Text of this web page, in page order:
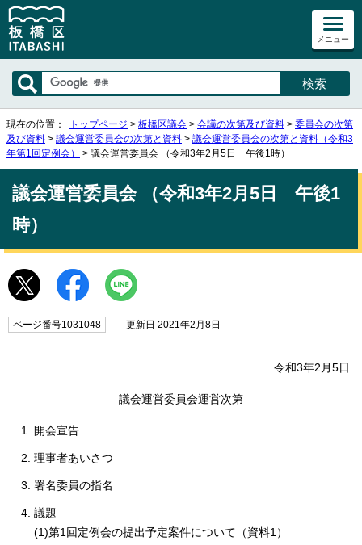
メニュー
現在の位置： トップページ > 板橋区議会 > 会議の次第及び資料 > 委員会の次第
及び資料 > 議会運営委員会の次第と資料 > 議会運営委員会の次第と資料（令和3
年第1回定例会）
> 議会運営委員会 （令和3年2月5日 午後1時）
議会運営委員会 （令和3年2月5日 午後1
時）
ページ番号1031048 更新日 2021年2月8日
令和3年2月5日
議会運営委員会運営次第
開会宣告
理事者あいさつ
署名委員の指名
議題
(1)第1回定例会の提出予定案件について（資料1）